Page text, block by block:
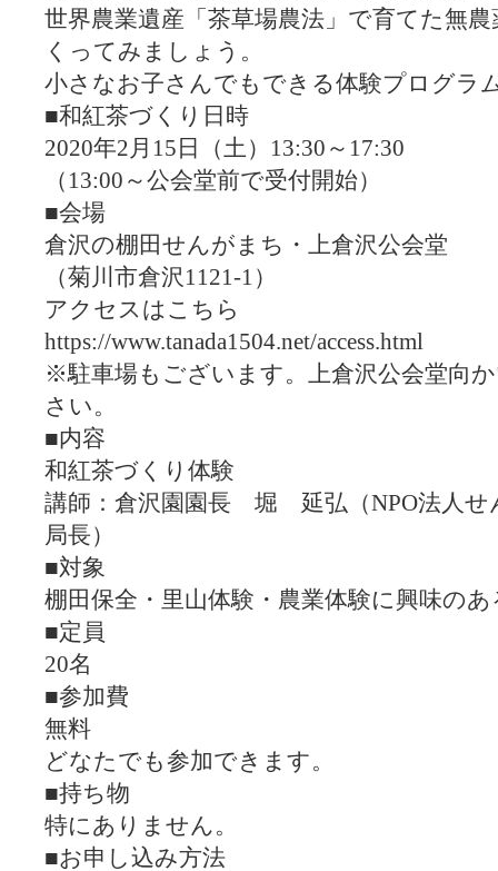
世界農業遺産「茶草場農法」で育てた無
くってみましょう。
小さなお子さんでもできる体験プログラ
■和紅茶づくり日時
2020年2月15日（土）13:30～17:30
（13:00～公会堂前で受付開始）
■会場
倉沢の棚田せんがまち・上倉沢公会堂
（菊川市倉沢1121-1）
アクセスはこちら
https://www.tanada1504.net/access.html
※駐車場もございます。上倉沢公会堂向
さい。
■内容
和紅茶づくり体験
講師：倉沢園園長 堀 延弘（NPO法人せ
局長）
■対象
棚田保全・里山体験・農業体験に興味のあ
■定員
20名
■参加費
無料
どなたでも参加できます。
■持ち物
特にありません。
■お申し込み方法